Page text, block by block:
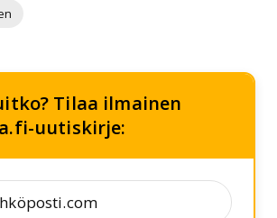
Tilaa ilmainen
uutiskirje: